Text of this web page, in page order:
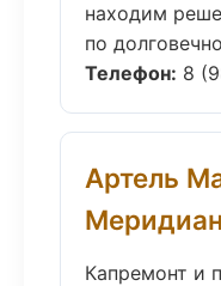
находим
по
Телефон: 8
Артель
Меридиан
Капремонт и